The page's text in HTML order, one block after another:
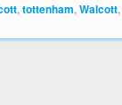
, tottenham, Walcott,